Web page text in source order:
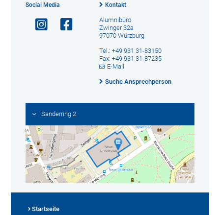
Social Media Kontakt
Alumnibüro
Zwinger 32a
97070 Würzburg
Tel.: +49 931 31-83150
Fax: +49 931 31-87235
E-Mail
Suche Ansprechperson
Sanderring 2
Startseite